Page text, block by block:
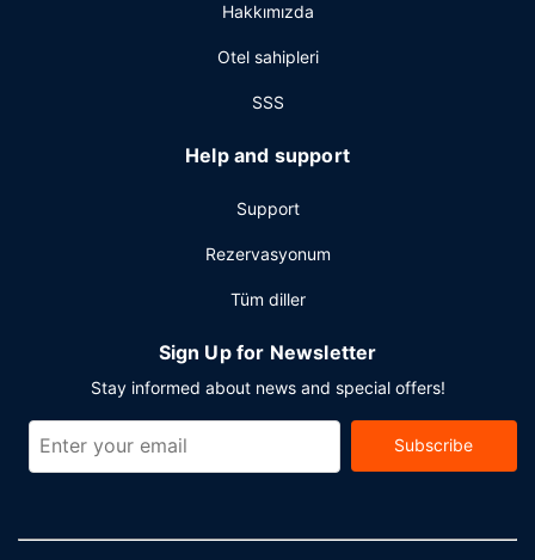
Hakkımızda
Otel sahipleri
SSS
Help and support
Support
Rezervasyonum
Tüm diller
Sign Up for Newsletter
Stay informed about news and special offers!
Subscribe